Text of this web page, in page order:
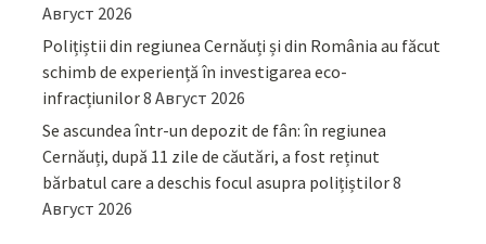
Август 2026
Polițiștii din regiunea Cernăuți și din România au făcut
schimb de experiență în investigarea eco-
infracțiunilor8 Август 2026
Se ascundea într-un depozit de fân: în regiunea
Cernăuți, după 11 zile de căutări, a fost reținut
bărbatul care a deschis focul asupra polițiștilor8
Август 2026